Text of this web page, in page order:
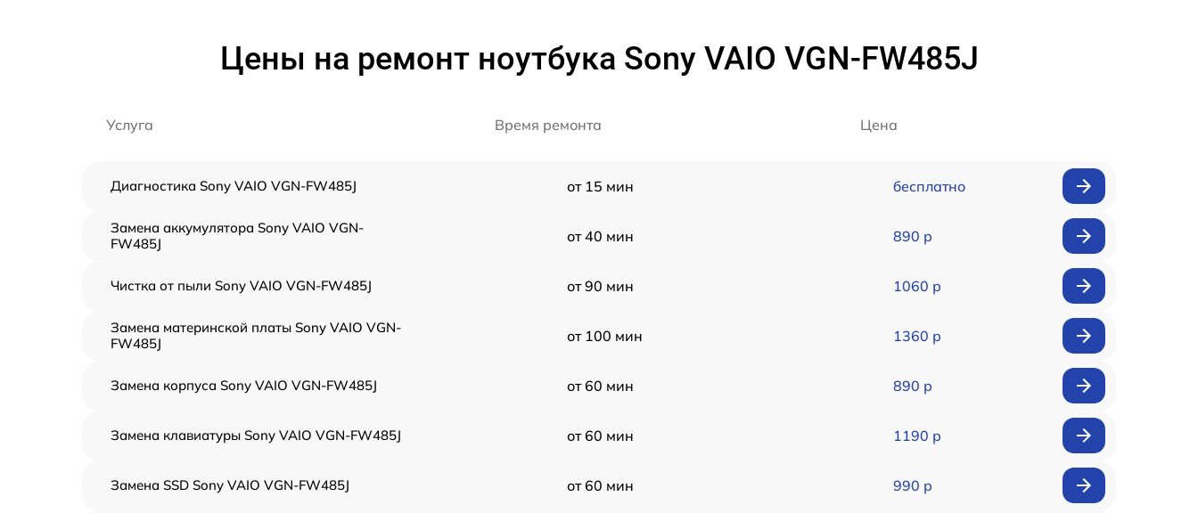
Цены на ремонт ноутбука Sony VAIO VGN-FW485J
Услуга Время ремонта Цена
Диагностика Sony VAIO VGN-FW485J от 15 мин бесплатно
Замена аккумулятора Sony VAIO VGN-
FW485J
от 40 мин 890 р
Чистка от пыли Sony VAIO VGN-FW485J от 90 мин 1060 р
Замена материнской платы Sony VAIO VGN-
FW485J
от 100 мин 1360 р
Замена корпуса Sony VAIO VGN-FW485J от 60 мин 890 р
Замена клавиатуры Sony VAIO VGN-FW485J от 60 мин 1190 р
Замена SSD Sony VAIO VGN-FW485J от 60 мин 990 р